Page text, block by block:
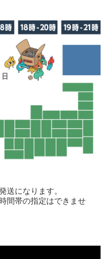
送になります。
間帯の指定はできませ